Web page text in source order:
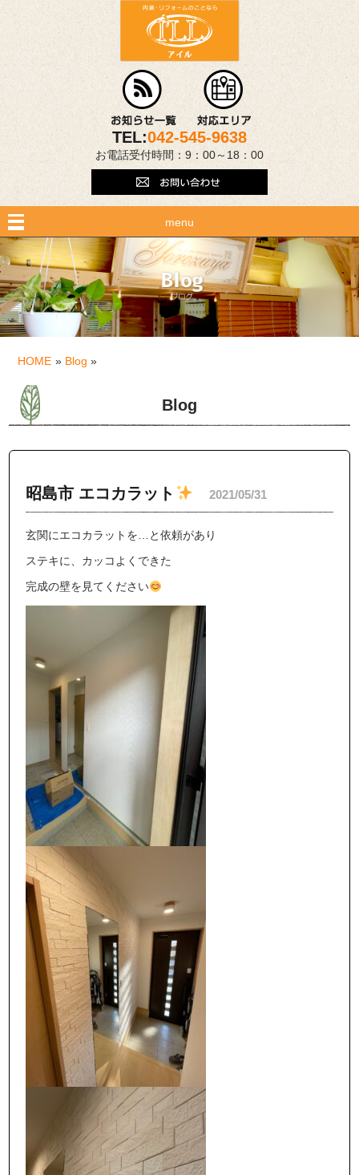
TEL:042-545-9638
お電話受付時間：9：00～18：00
menu
HOME » Blog »
Blog
昭島市 エコカラット 2021/05/31
玄関にエコカラットを…と依頼があり
ステキに、カッコよくできた
完成の壁を見てください